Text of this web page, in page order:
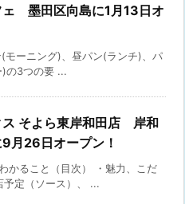
ェ 墨田区向島に1月13日オ
モーニング)、昼パン(ランチ)、パ
)の3つの要 ...
ス そよら東岸和田店 岸和
月26日オープン！
かること（目次） ・魅力、こだ
予定（ソース）、 ...